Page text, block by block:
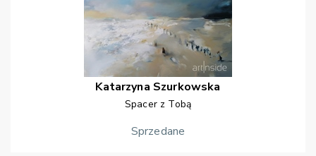
Katarzyna Szurkowska
Spacer z Tobą
Sprzedane